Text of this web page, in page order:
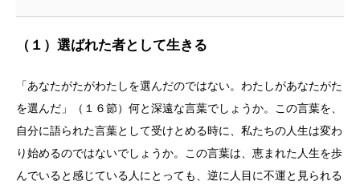
（１）選ばれた者として生きる
「あなたがたがわたしを選んだのではない。わたしがあなたがた
を選んだ」（１６節）何と深遠な言葉でしょうか。この言葉を、
自分に語られた言葉として受けとめる時に、私たちの人生は変わ
り始めるのではないでしょうか。この言葉は、恵まれた人生を歩
んでいると感じている人にとっても、逆に人目に不運と見られる